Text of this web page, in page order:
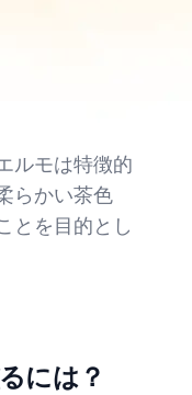
ルモは特徴的
らかい茶色
とを目的とし
には？